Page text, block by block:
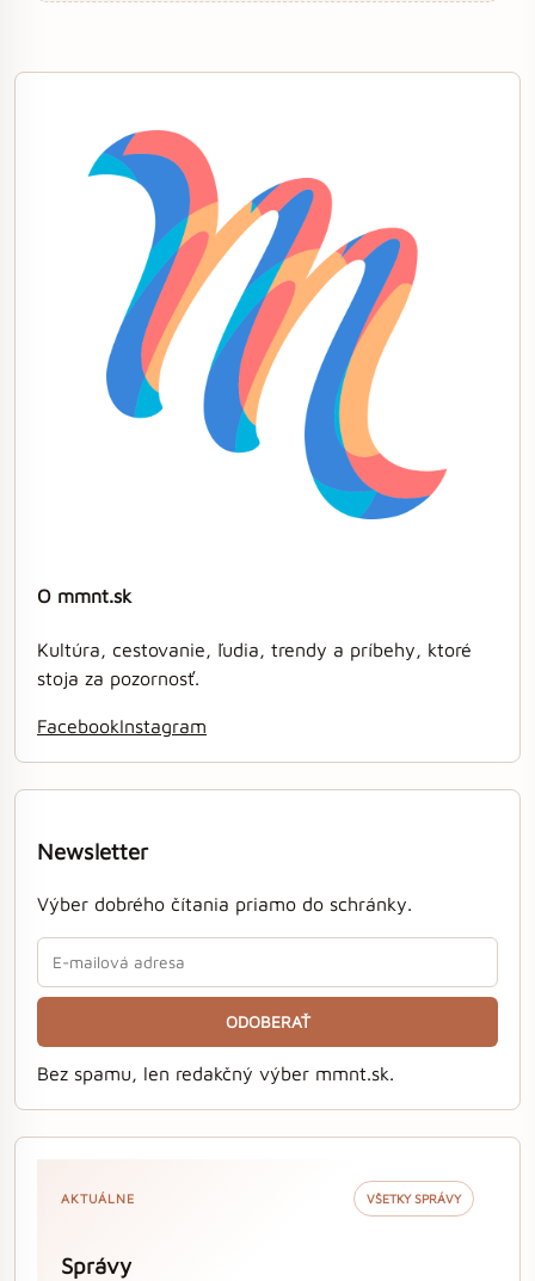
O mmnt.sk
Kultúra, cestovanie, ľudia, trendy a príbehy, ktoré
stoja za pozornosť.
FacebookInstagram
Newsletter
Výber dobrého čítania priamo do schránky.
ODOBERAŤ
Bez spamu, len redakčný výber mmnt.sk.
AKTUÁLNE VŠETKY SPRÁVY
Správy